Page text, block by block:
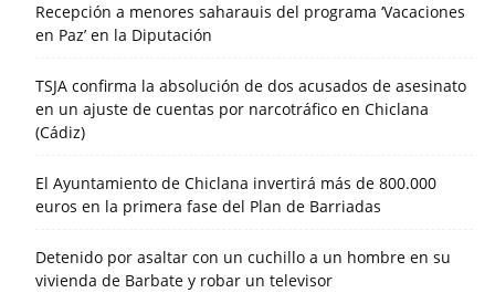
Recepción a menores saharauis del programa ‘Vacaciones
en Paz’ en la Diputación
TSJA confirma la absolución de dos acusados de asesinato
en un ajuste de cuentas por narcotráfico en Chiclana
(Cádiz)
El Ayuntamiento de Chiclana invertirá más de 800.000
euros en la primera fase del Plan de Barriadas
Detenido por asaltar con un cuchillo a un hombre en su
vivienda de Barbate y robar un televisor